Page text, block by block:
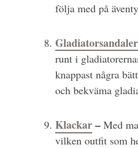
följa med på
Gladiatorsandaler
runt i
knappast några
och bekväma
Klackar– Med
vilken outfit som